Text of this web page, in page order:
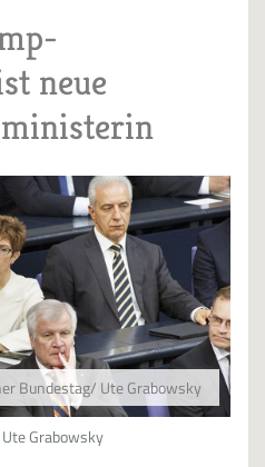
neue
Bundestag/ Ute Grabowsky
Grabowsky